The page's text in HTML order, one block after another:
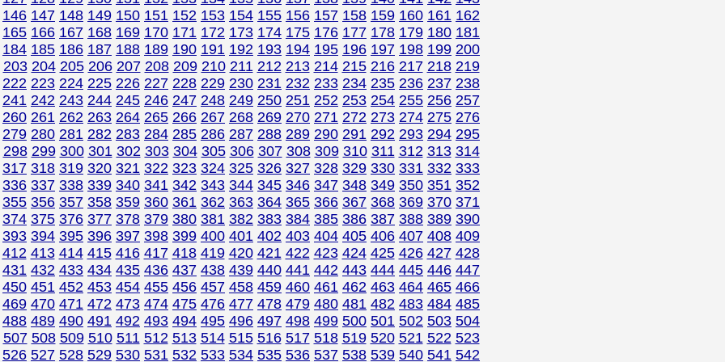
146 147 148 149 150 151 152 153 154 155 156 157 158 159 160 161 162
165 166 167 168 169 170 171 172 173 174 175 176 177 178 179 180 181
184 185 186 187 188 189 190 191 192 193 194 195 196 197 198 199 200
203 204 205 206 207 208 209 210 211 212 213 214 215 216 217 218 219
222 223 224 225 226 227 228 229 230 231 232 233 234 235 236 237 238
241 242 243 244 245 246 247 248 249 250 251 252 253 254 255 256 257
260 261 262 263 264 265 266 267 268 269 270 271 272 273 274 275 276
279 280 281 282 283 284 285 286 287 288 289 290 291 292 293 294 295
298 299 300 301 302 303 304 305 306 307 308 309 310 311 312 313 314
317 318 319 320 321 322 323 324 325 326 327 328 329 330 331 332 333
336 337 338 339 340 341 342 343 344 345 346 347 348 349 350 351 352
355 356 357 358 359 360 361 362 363 364 365 366 367 368 369 370 371
374 375 376 377 378 379 380 381 382 383 384 385 386 387 388 389 390
393 394 395 396 397 398 399 400 401 402 403 404 405 406 407 408 409
412 413 414 415 416 417 418 419 420 421 422 423 424 425 426 427 428
431 432 433 434 435 436 437 438 439 440 441 442 443 444 445 446 447
450 451 452 453 454 455 456 457 458 459 460 461 462 463 464 465 466
469 470 471 472 473 474 475 476 477 478 479 480 481 482 483 484 485
488 489 490 491 492 493 494 495 496 497 498 499 500 501 502 503 504
507 508 509 510 511 512 513 514 515 516 517 518 519 520 521 522 523
526 527 528 529 530 531 532 533 534 535 536 537 538 539 540 541 542